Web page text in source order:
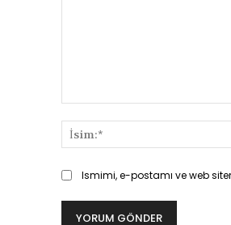
Ismimi, e-postamı ve web